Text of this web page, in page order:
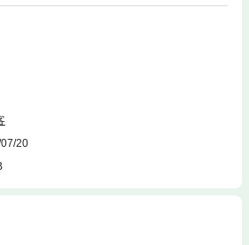
客として、潔く爽快に生きた男を活写。長編
20